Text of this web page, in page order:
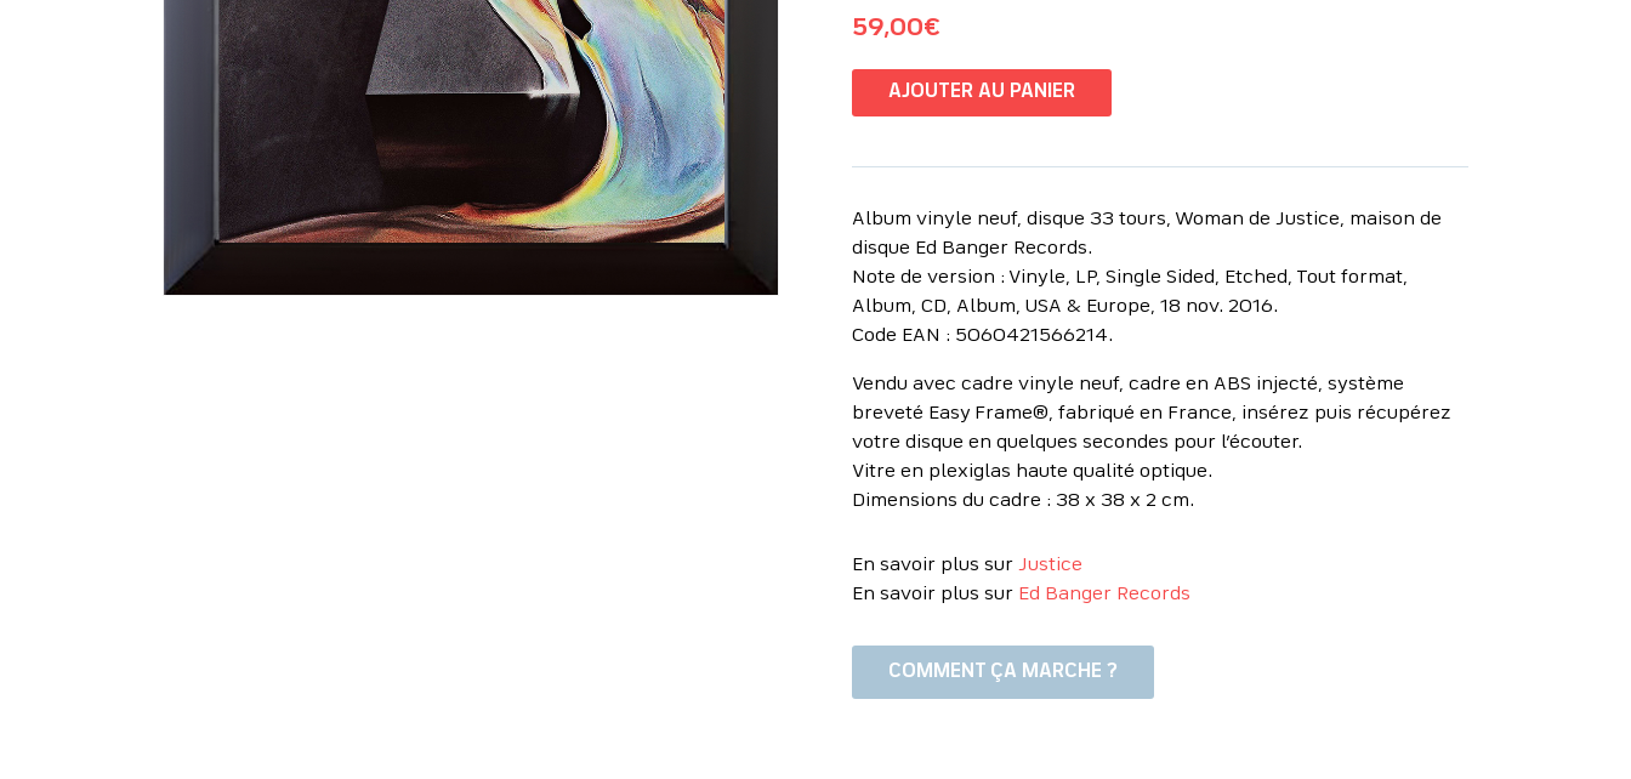
59,00€
AJOUTER AU PANIER
Album vinyle neuf, disque 33 tours, Woman de Justice, maison de
disque Ed Banger Records.
Note de version : Vinyle, LP, Single Sided, Etched, Tout format,
Album, CD, Album, USA & Europe, 18 nov. 2016.
Code EAN : 5060421566214.
Vendu avec cadre vinyle neuf, cadre en ABS injecté, système
breveté Easy Frame®, fabriqué en France, insérez puis récupérez
votre disque en quelques secondes pour l’écouter.
Vitre en plexiglas haute qualité optique.
Dimensions du cadre : 38 x 38 x 2 cm.
En savoir plus sur Justice
En savoir plus sur Ed Banger Records
COMMENT ÇA MARCHE ?